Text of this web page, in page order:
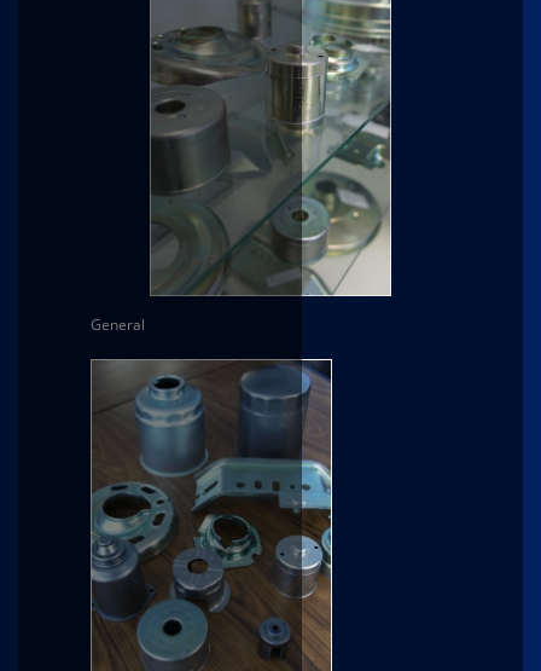
General